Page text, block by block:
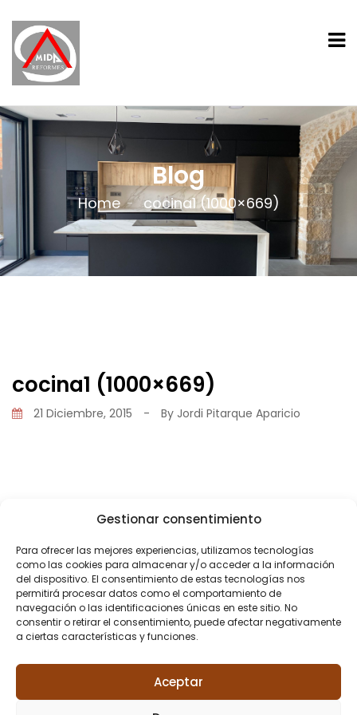
Gestionar consentimiento
Para ofrecer las mejores experiencias, utilizamos tecnologías
como las cookies para almacenar y/o acceder a la información
del dispositivo. El consentimiento de estas tecnologías nos
permitirá procesar datos como el comportamiento de
navegación o las identificaciones únicas en este sitio. No
consentir o retirar el consentimiento, puede afectar negativamente
a ciertas características y funciones.
Aceptar
Blog
Home cocina1 (1000×669)
cocina1 (1000×669)
21 Diciembre, 2015 - By Jordi Pitarque Aparicio
PREVIOUS POST
Reforma cocina